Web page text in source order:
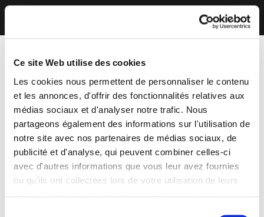
Ce site Web utilise des cookies
Les cookies nous permettent de personnaliser le contenu
et les annonces, d'offrir des fonctionnalités relatives aux
médias sociaux et d'analyser notre trafic. Nous
partageons également des informations sur l'utilisation de
notre site avec nos partenaires de médias sociaux, de
publicité et d'analyse, qui peuvent combiner celles-ci
avec d'autres informations que vous leur avez fournies
ou qu'ils ont collectées lors de votre utilisation de leurs